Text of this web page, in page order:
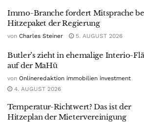
Immo-Branche fordert Mitsprache
Hitzepaket der Regierung
von Charles Steiner 5. AUGUST 2026
Butler’s zieht in ehemalige Interio-
auf der MaHü
von Onlineredaktion immobilien investment
4. AUGUST 2026
Temperatur-Richtwert? Das ist der
Hitzeplan der Mietervereinigung